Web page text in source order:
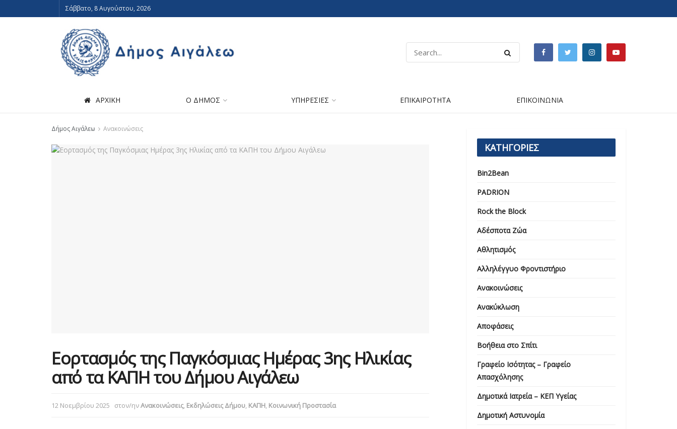
Σάββατο, 8 Αυγούστου, 2026
ΑΡΧΙΚΗ Ο ΔΗΜΟΣ ΥΠΗΡΕΣΙΕΣ ΕΠΙΚΑΙΡΟΤΗΤΑ ΕΠΙΚΟΙΝΩΝΙΑ
Δήμος Αιγάλεω Ανακοινώσεις
Εορτασμός της Παγκόσμιας Ημέρας 3ης Ηλικίας
από τα ΚΑΠΗ του Δήμου Αιγάλεω
12 Νοεμβρίου 2025 στον/ηνΑνακοινώσεις, Εκδηλώσεις Δήμου, ΚΑΠΗ, Κοινωνική Προστασία
ΚΑΤΗΓΟΡΙΕΣ
Bin2Bean
PADRION
Rock the Block
Αδέσποτα Ζώα
Αθλητισμός
Αλληλέγγυο Φροντιστήριο
Ανακοινώσεις
Ανακύκλωση
Αποφάσεις
Βοήθεια στο Σπίτι
Γραφείο Ισότητας – Γραφείο
Απασχόλησης
Δημοτικά Ιατρεία – ΚΕΠ Υγείας
Δημοτική Αστυνομία